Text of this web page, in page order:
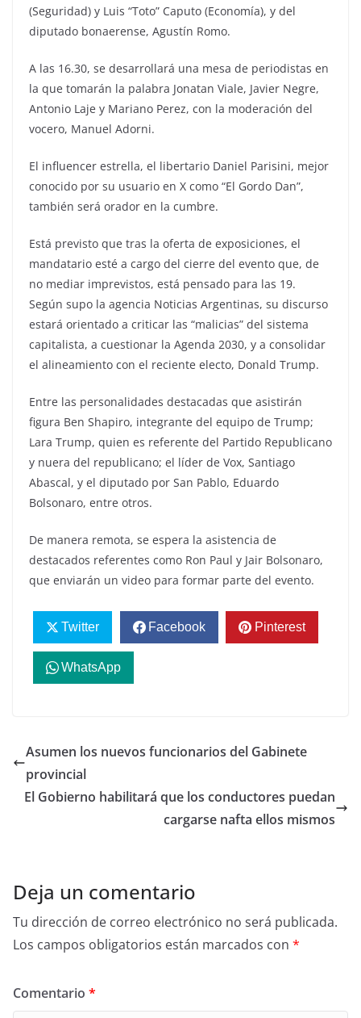
(Seguridad) y Luis “Toto” Caputo (Economía), y del
diputado bonaerense, Agustín Romo.
A las 16.30, se desarrollará una mesa de periodistas en
la que tomarán la palabra Jonatan Viale, Javier Negre,
Antonio Laje y Mariano Perez, con la moderación del
vocero, Manuel Adorni.
El influencer estrella, el libertario Daniel Parisini, mejor
conocido por su usuario en X como “El Gordo Dan”,
también será orador en la cumbre.
Está previsto que tras la oferta de exposiciones, el
mandatario esté a cargo del cierre del evento que, de
no mediar imprevistos, está pensado para las 19.
Según supo la agencia Noticias Argentinas, su discurso
estará orientado a criticar las “malicias” del sistema
capitalista, a cuestionar la Agenda 2030, y a consolidar
el alineamiento con el reciente electo, Donald Trump.
Entre las personalidades destacadas que asistirán
figura Ben Shapiro, integrante del equipo de Trump;
Lara Trump, quien es referente del Partido Republicano
y nuera del republicano; el líder de Vox, Santiago
Abascal, y el diputado por San Pablo, Eduardo
Bolsonaro, entre otros.
De manera remota, se espera la asistencia de
destacados referentes como Ron Paul y Jair Bolsonaro,
que enviarán un video para formar parte del evento.
Twitter Facebook Pinterest
WhatsApp
Asumen los nuevos funcionarios del Gabinete
provincial
El Gobierno habilitará que los conductores puedan
cargarse nafta ellos mismos
Deja un comentario
Tu dirección de correo electrónico no será publicada.
Los campos obligatorios están marcados con *
Comentario *